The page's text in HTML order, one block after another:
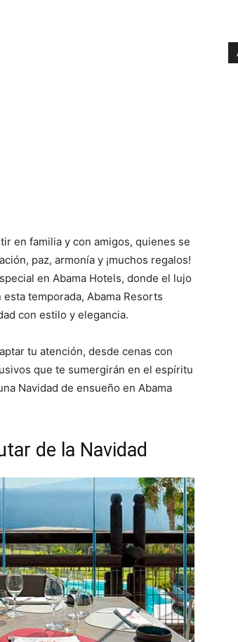
en familia y con amigos, quienes se
paz, armonía y ¡muchos regalos!
en Abama Hotels, donde el lujo
temporada, Abama Resorts
con estilo y elegancia.
tu atención, desde cenas con
que te sumergirán en el espíritu
Navidad de ensueño en Abama
de la Navidad